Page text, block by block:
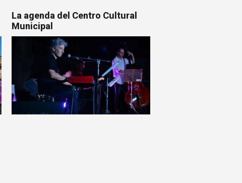
La agenda del Centro Cultural
Municipal